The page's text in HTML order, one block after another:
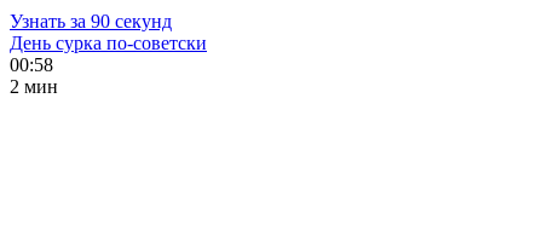
Узнать за 90 секунд
День сурка по-советски
00:58
2 мин